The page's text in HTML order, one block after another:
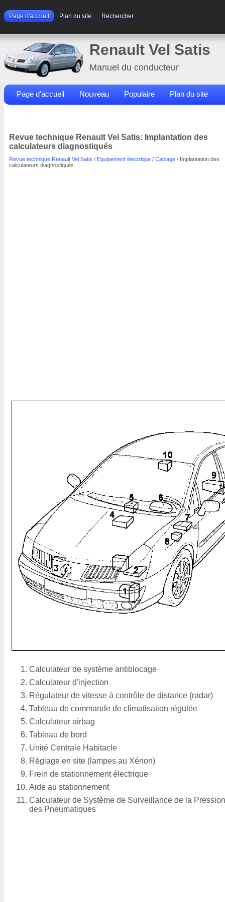
Page d'accueil Plan du site Rechercher
Renault Vel Satis
Manuel du conducteur
Page d'accueil Nouveau Populaire Plan du site
Revue technique Renault Vel Satis: Implantation des
calculateurs diagnostiqués
Revue technique Renault Vel Satis / Equipement électrique / Cablage / Implantation des
calculateurs diagnostiqués
Calculateur de système antiblocage
Calculateur d'injection
Régulateur de vitesse à contrôle de distance (radar)
Tableau de commande de climatisation régulée
Calculateur airbag
Tableau de bord
Unité Centrale Habitacle
Réglage en site (lampes au Xénon)
Frein de stationnement électrique
Aide au stationnement
Calculateur de Système de Surveillance de la Pression
des Pneumatiques